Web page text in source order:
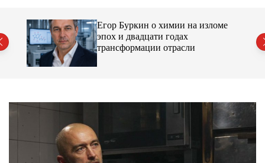
і
с
к
в
о
о
Егор Буркин о химии на изломе
эпох и двадцати годах
трансформации отрасли